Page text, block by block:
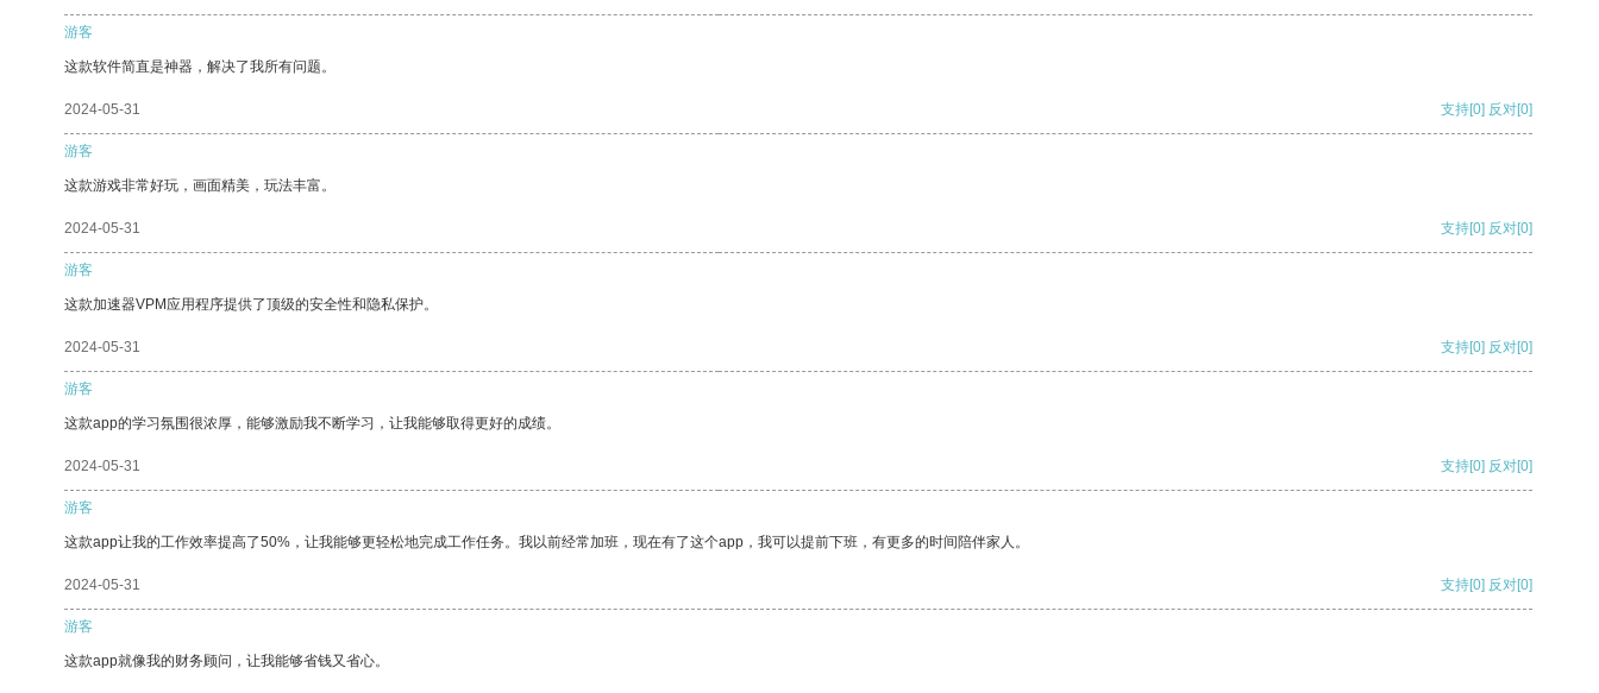
游客
这款软件简直是神器，解决了我所有问题。
2024-05-31 支持[0] 反对[0]
游客
这款游戏非常好玩，画面精美，玩法丰富。
2024-05-31 支持[0] 反对[0]
游客
这款加速器VPM应用程序提供了顶级的安全性和隐私保护。
2024-05-31 支持[0] 反对[0]
游客
这款app的学习氛围很浓厚，能够激励我不断学习，让我能够取得更好的成绩。
2024-05-31 支持[0] 反对[0]
游客
这款app让我的工作效率提高了50%，让我能够更轻松地完成工作任务。我以前经常加班，现在有了这个app，我可以提前下班，有更多的时间陪伴家人。
2024-05-31 支持[0] 反对[0]
游客
这款app就像我的财务顾问，让我能够省钱又省心。